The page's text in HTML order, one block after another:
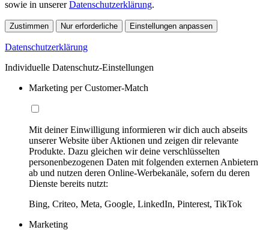
sowie in unsererDatenschutzerklärung.
Zustimmen Nur erforderliche Einstellungen anpassen
Datenschutzerklärung
Individuelle Datenschutz-Einstellungen
Marketing per Customer-Match
Mit deiner Einwilligung informieren wir dich auch abseits
unserer Website über Aktionen und zeigen dir relevante
Produkte. Dazu gleichen wir deine verschlüsselten
personenbezogenen Daten mit folgenden externen Anbietern
ab und nutzen deren Online-Werbekanäle, sofern du deren
Dienste bereits nutzt:
Bing, Criteo, Meta, Google, LinkedIn, Pinterest, TikTok
Marketing